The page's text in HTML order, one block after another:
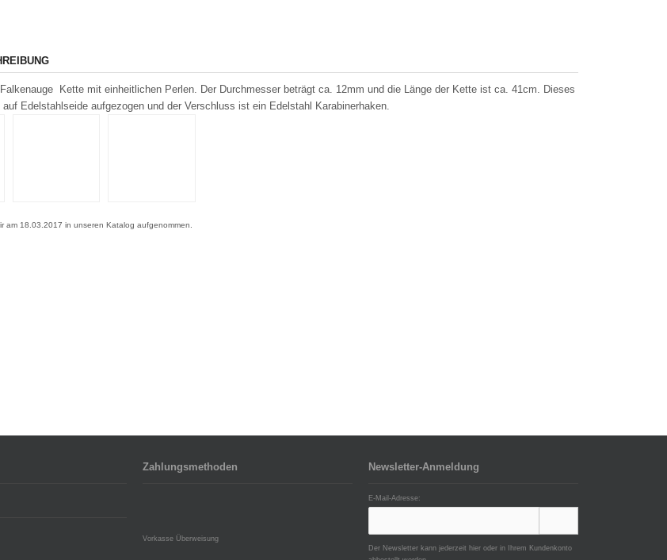
Kette mit einheitlichen Perlen. Der Durchmesser beträgt ca. 12mm und die Länge der Kette ist ca. 41cm. Dieses
Edelstahlseide aufgezogen und der Verschluss ist ein Edelstahl Karabinerhaken.
am 18.03.2017 in unseren Katalog aufgenommen.
Zahlungsmethoden
Vorkasse Überweisung
Newsletter-Anmeldung
E-Mail-Adresse:
Der Newsletter kann jederzeit hier oder in Ihrem Kundenkonto